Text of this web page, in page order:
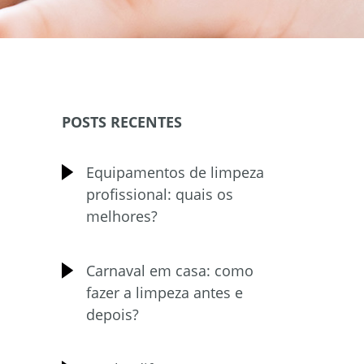
POSTS RECENTES
Equipamentos de limpeza
profissional: quais os
melhores?
Carnaval em casa: como
fazer a limpeza antes e
depois?